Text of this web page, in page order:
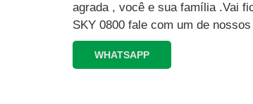
agrada , você e sua família .Vai
SKY 0800 fale com um de
WHATSAPP